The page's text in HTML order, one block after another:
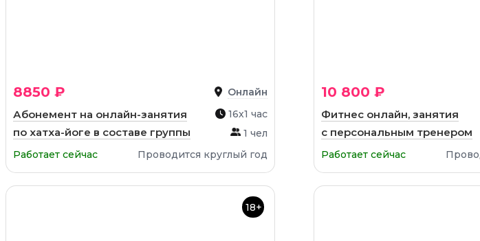
8850 ₽ Онлайн
Абонемент на онлайн-занятия
по хатха-йоге в составе группы
16х1 час
1 чел
Работает сейчас
Проводится круглый год
10 800 ₽
Фитнес онлайн, занятия
с персональным тренером
Работает сейчас
18+